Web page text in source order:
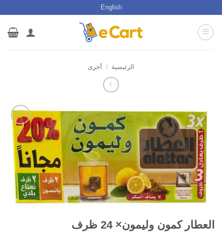
English
الرئيسية / أخرى
العطار كمون وليمون× 24 ظرف